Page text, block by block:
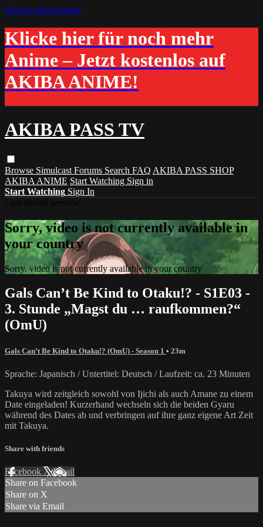
Skip to main content
Klicke hier für noch mehr
Anime – Jetzt kostenlos auf
AKIBA ANIME!
AKIBA PASS TV
Browse Simulcast Forums Search FAQ AKIBA PASS SHOP
AKIBA ANIME Start Watching Sign in
Start Watching Sign In
Sorry, video is not currently available in
your country
Sorry, video is not currently available in your country
Gals Can’t Be Kind to Otaku!? - S1E03 -
3. Stunde „Magst du … raufkommen?“
(OmU)
Gals Can’t Be Kind to Otaku!? (OmU) - Season 1 • 23m
Sprache: Japanisch / Untertitel: Deutsch / Laufzeit: ca. 23 Minuten
Takuya wird zeitgleich sowohl von Ijichi als auch Amane zu einem
Date eingeladen! Kurzerhand wechseln sich die beiden Gyaru
während des Dates ab und verbringen auf ihre ganz eigene Art Zeit
mit Takuya.
Share with friends
Facebook XEmail
Share on Facebook
Share on X
Share via Email